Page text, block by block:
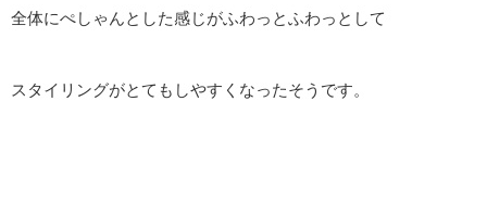
全体にぺしゃんとした感じがふわっとふわっとして
スタイリングがとてもしやすくなったそうです。